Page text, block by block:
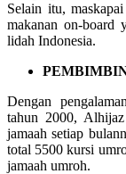
Selain itu,
makanan on-board
lidah Indonesia.
Dengan
tahun 2000, Alhijaz
jamaah setiap
total 5500 kursi
jamaah umroh.